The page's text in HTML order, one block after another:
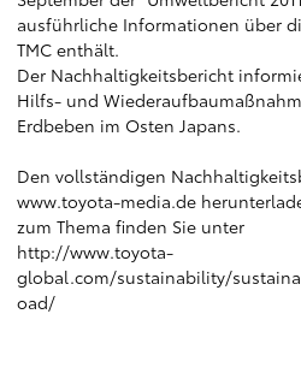
ausführliche Informationen über
TMC enthält.
Der Nachhaltigkeitsbericht
Hilfs- und
Erdbeben im Osten Japans.
Den vollständigen
www.toyota-media.de
zum Thema finden Sie unter
http://www.toyota-
global.com/sustainability/
oad/